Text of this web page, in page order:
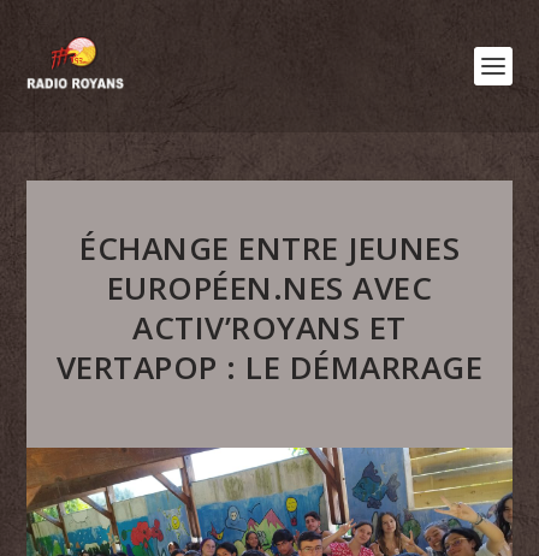
ÉCHANGE ENTRE JEUNES
EUROPÉEN.NES AVEC
ACTIV’ROYANS ET
VERTAPOP : LE DÉMARRAGE